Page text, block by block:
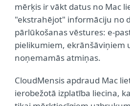
mērķis ir vākt datus no Mac
"ekstrahējot" informāciju no
pārlūkošanas vēstures: e-
pielikumiem, ekrānšāviņiem
noņemamās atmiņas.
CloudMensis apdraud Mac
ierobežotā izplatība liecina,